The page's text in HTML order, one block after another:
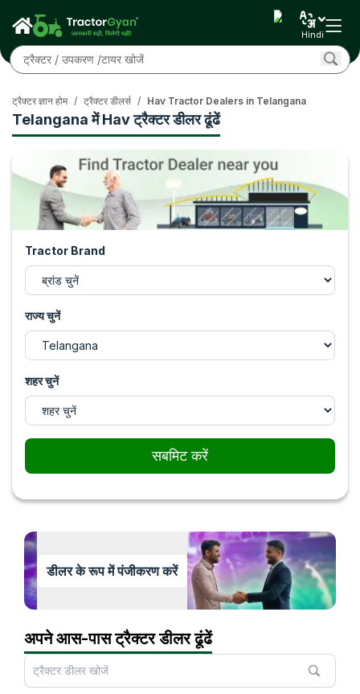
Hindi
Telangana में Hav ट्रैक्टर डीलर ढूंढें
ट्रैक्टर ज्ञान होम / ट्रैक्टर डीलर्स / Hav Tractor Dealers in Telangana
Tractor Brand
राज्य चुनें
शहर चुनें
सबमिट करें
डीलर के रूप में पंजीकरण करें
अपने आस-पास ट्रैक्टर डीलर ढूंढें